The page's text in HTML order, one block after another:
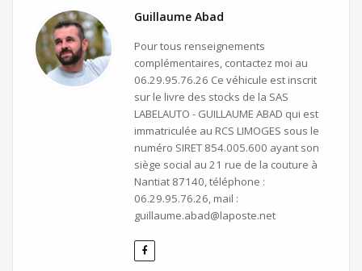
Guillaume Abad
Pour tous renseignements
complémentaires, contactez moi au
06.29.95.76.26 Ce véhicule est inscrit
sur le livre des stocks de la SAS
LABELAUTO - GUILLAUME ABAD qui est
immatriculée au RCS LIMOGES sous le
numéro SIRET 854.005.600 ayant son
siège social au 21 rue de la couture à
Nantiat 87140, téléphone :
06.29.95.76.26, mail :
guillaume.abad@laposte.net